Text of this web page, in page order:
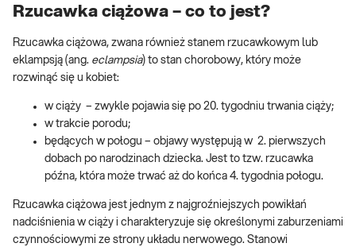
Rzucawka ciążowa – co to jest?
Rzucawka ciążowa, zwana również stanem rzucawkowym lub
eklampsją (ang. eclampsia) to stan chorobowy, który może
rozwinąć się u kobiet:
w ciąży – zwykle pojawia się po 20. tygodniu trwania ciąży;
w trakcie porodu;
będących w połogu – objawy występują w 2. pierwszych
dobach po narodzinach dziecka. Jest to tzw. rzucawka
późna, która może trwać aż do końca 4. tygodnia połogu.
Rzucawka ciążowa jest jednym z najgroźniejszych powikłań
nadciśnienia w ciąży i charakteryzuje się określonymi zaburzeniami
czynnościowymi ze strony układu nerwowego. Stanowi